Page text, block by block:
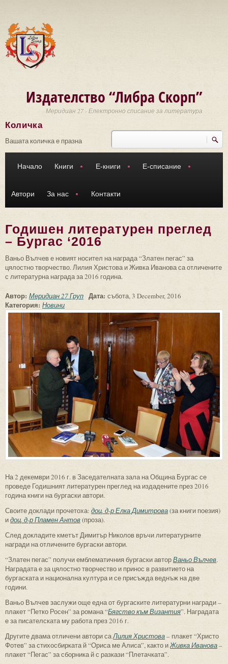
Издателство “Либра Скорп”
Меридиан 27 - Електронно списание за литература
Търси
Количка
Вашата количка е празна
Начало Книги Е-книги Е-списание
Автори За нас Контакти
Годишен литературен преглед
– Бургас ‘2016
Ваньо Вълчев е новият носител на награда “Златен пегас” за
цялостно творчество. Лилия Христова и Живка Иванова са отличените
с литературна награда за 2016 година.
Автор: Меридиан 27 Груп Дата: събота, 3 December, 2016
Категория: Новини
На 2 декември 2016 г. в Заседателната зала на Община Бургас се
проведе Годишният литературен преглед на издадените през 2016
година книги на бургаски автори.
Своите доклади прочетоха: доц. д-р Елка Димитрова(за книги поезия)
идоц. д-р Пламен Антов(проза).
След докладите кметът Димитър Николов връчи литературните
награди на отличените бургаски автори.
“Златен пегас” получи емблематичния бургаски авторВаньо Вълчев.
Наградата е за цялостно творчество и принос в развитието на
бургаската и национална култура и се присъжда веднъж на две
години.
Ваньо Вълчев заслужи още една от бургаските литературни награди –
плакет “Петко Росен” за романа “Бягство към Византия”. Наградата
е за писателската му работа през 2016 г.
Другите двама отличени автори саЛилия Христова– плакет “Христо
Фотев” за стихосбирката й “Ориса ме Алиса”, както иЖивка Иванова–
плакет “Пегас” за сборника й с разкази “Плетачката”.